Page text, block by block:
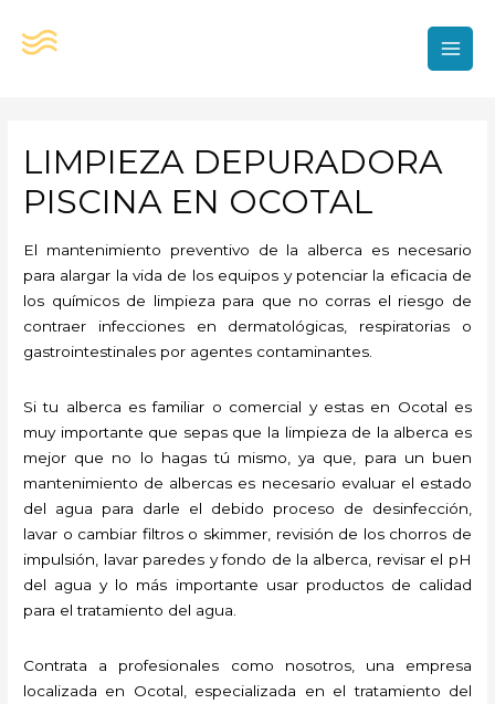
LIMPIEZA DEPURADORA
PISCINA EN OCOTAL
El mantenimiento preventivo de la alberca es necesario
para alargar la vida de los equipos y potenciar la eficacia de
los químicos de limpieza para que no corras el riesgo de
contraer infecciones en dermatológicas, respiratorias o
gastrointestinales por agentes contaminantes.
Si tu alberca es familiar o comercial y estas en Ocotal es
muy importante que sepas que la limpieza de la alberca es
mejor que no lo hagas tú mismo, ya que, para un buen
mantenimiento de albercas es necesario evaluar el estado
del agua para darle el debido proceso de desinfección,
lavar o cambiar filtros o skimmer, revisión de los chorros de
impulsión, lavar paredes y fondo de la alberca, revisar el pH
del agua y lo más importante usar productos de calidad
para el tratamiento del agua.
Contrata a profesionales como nosotros, una empresa
localizada en Ocotal, especializada en el tratamiento del